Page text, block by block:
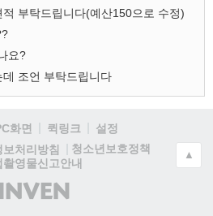
부탁드립니다(예산150으로 수정)
요?
조언 부탁드립니다
화면 퀵링크
설정
보처리방침
청소년보호정책
촬영물신고안내
(주)
인
▲